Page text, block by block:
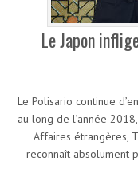
Le Japon
Le Polisario continue
au long de l’année
Affaires étrangères,
reconnaît absolument